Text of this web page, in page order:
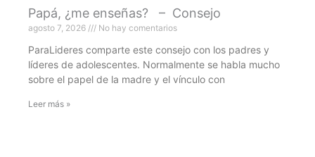
Papá, ¿me enseñas? – Consejo
agosto 7, 2026 No hay comentarios
ParaLideres comparte este consejo con los padres y
líderes de adolescentes. Normalmente se habla mucho
sobre el papel de la madre y el vínculo con
Leer más »